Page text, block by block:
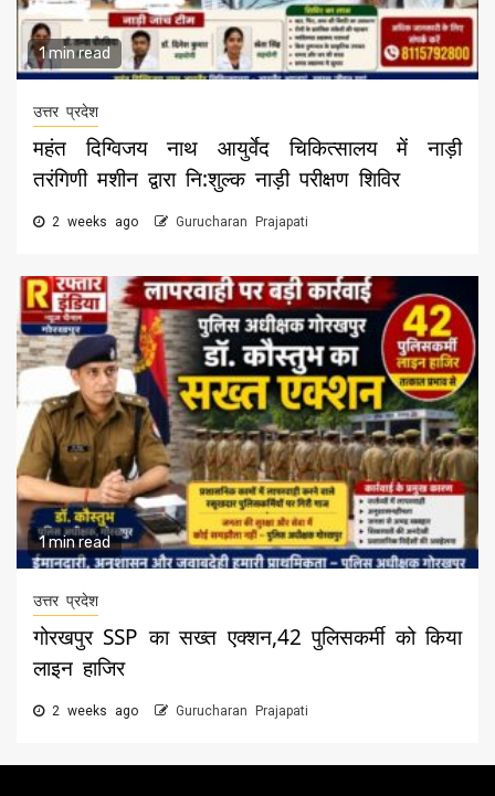
1 min read
उत्तर प्रदेश
महंत दिग्विजय नाथ आयुर्वेद चिकित्सालय में नाड़ी
तरंगिणी मशीन द्वारा नि:शुल्क नाड़ी परीक्षण शिविर
2 weeks ago Gurucharan Prajapati
1 min read
उत्तर प्रदेश
गोरखपुर SSP का सख्त एक्शन,42 पुलिसकर्मी को किया
लाइन हाजिर
2 weeks ago Gurucharan Prajapati